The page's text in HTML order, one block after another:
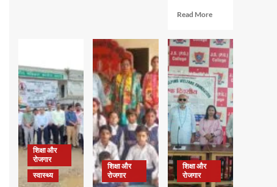
प्रवेशित
छात्र-
छात्राओं
का
पौधरोपण
के
साथ
स्वागत
प्रशिक्षण
शिविर
शुभारंभ
Read MoreRead
एचपी
इंस्टीट्यूट
ऑफ
हायर
एजुकेशन
की
मेधावी
अवलीन
कालरा
को
मिला
गोल्ड
शिक्षा और
रोजगार
स्वास्थ्य
शिक्षा और
रोजगार
शिक्षा और
रोजगार